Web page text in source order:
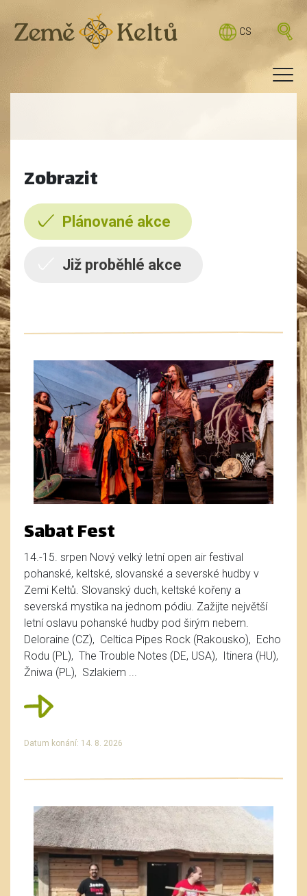
CS
Zobrazit
Plánované akce
Již proběhlé akce
Sabat Fest
14.-15. srpen Nový velký letní open air festival
pohanské, keltské, slovanské a severské hudby v
Zemi Keltů. Slovanský duch, keltské kořeny a
severská mystika na jednom pódiu. Zažijte největší
letní oslavu pohanské hudby pod širým nebem.
Deloraine (CZ), Celtica Pipes Rock (Rakousko), Echo
Rodu (PL), The Trouble Notes (DE, USA), Itinera (HU),
Žniwa (PL), Szlakiem ...
Datum konání: 14. 8. 2026